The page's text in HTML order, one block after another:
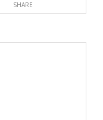
SHARE